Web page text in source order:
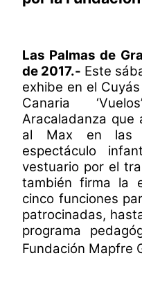
Las Palmas de
de 2017.- Este
exhibe en el
Canaria
Aracaladanza que
al Max en las
espectáculo
vestuario por el
también firma la
cinco funciones
patrocinadas,
programa
Fundación Mapfre